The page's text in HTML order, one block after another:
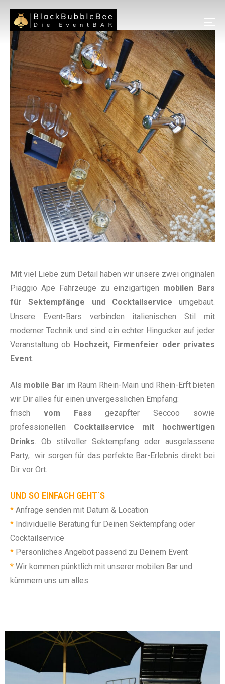
Mit viel Liebe zum Detail haben wir unsere zwei originalen
Piaggio Ape Fahrzeuge zu einzigartigen mobilen Bars
für Sektempfänge und Cocktailservice umgebaut.
Unsere Event-Bars verbinden italienischen Stil mit
moderner Technik und sind ein echter Hingucker auf jeder
Veranstaltung ob Hochzeit, Firmenfeier oder privates
Event
Als mobile Bar im Raum Rhein-Main und Rhein-Erft bieten
wir Dir alles für einen unvergesslichen Empfang:
frisch vom Fass gezapfter Seccoo sowie
professionellen Cocktailservice mit hochwertigen
Drinks . Ob stilvoller Sektempfang oder ausgelassene
Party, wir sorgen für das perfekte Bar-Erlebnis direkt bei
Dir vor Ort.
UND SO EINFACH GEHT´S
* Anfrage senden mit Datum & Location
* Individuelle Beratung für Deinen Sektempfang oder
Cocktailservice
* Persönliches Angebot passend zu Deinem Event
* Wir kommen pünktlich mit unserer mobilen Bar und
kümmern uns um alles